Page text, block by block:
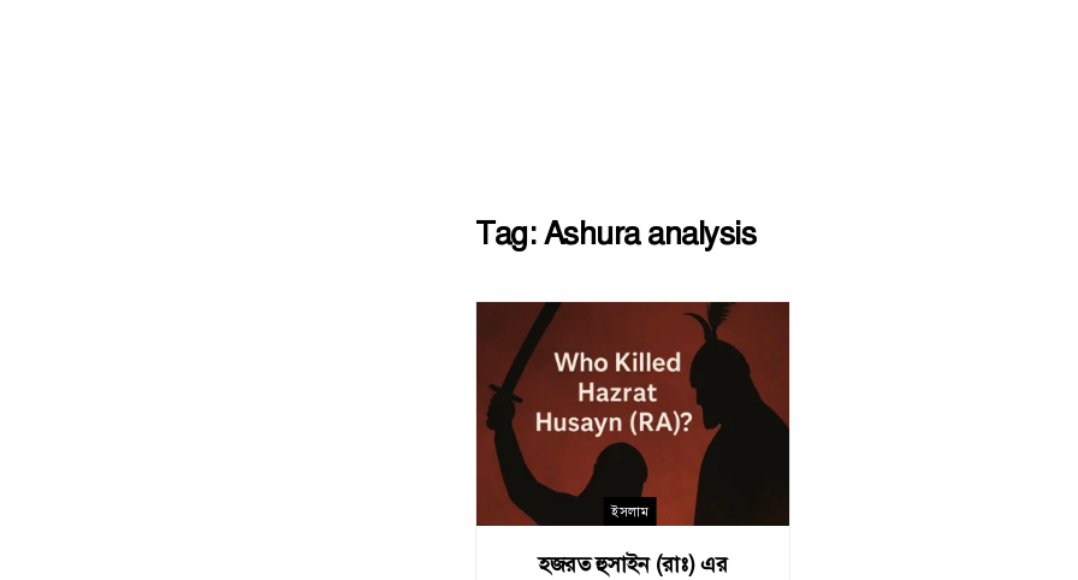
Tag:Ashura analysis
ইসলাম
হজরত হুসাইন (রাঃ) এর